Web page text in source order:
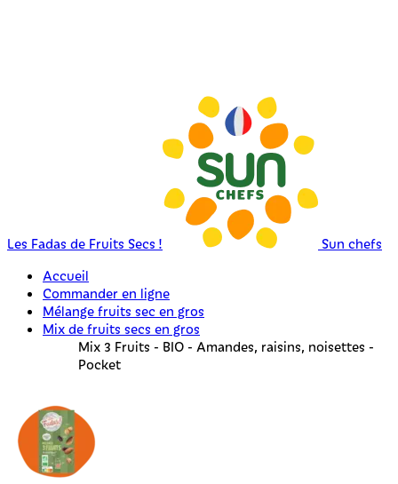
Les Fadas de Fruits Secs !
Sun chefs
Accueil
Commander en ligne
Mélange fruits sec en gros
Mix de fruits secs en gros
Mix 3 Fruits - BIO - Amandes, raisins, noisettes -
Pocket